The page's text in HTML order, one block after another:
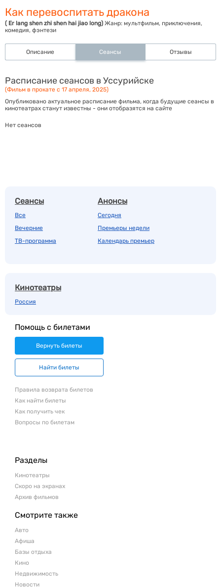
Как перевоспитать дракона
( Er lang shen zhi shen hai jiao long) Жанр: мультфильм, приключения,
комедия, фэнтези
Описание Сеансы Отзывы
Расписание сеансов в Уссурийске
(Фильм в прокате с 17 апреля, 2025)
Опубликовано актуальное расписание фильма, когда будущие сеансы в
кинотеатрах станут известны - они отобразятся на сайте
Нет сеансов
Сеансы
Все
Вечерние
ТВ-программа
Анонсы
Сегодня
Премьеры недели
Календарь премьер
Кинотеатры
Россия
Помощь с билетами
Вернуть билеты
Найти билеты
Правила возврата билетов
Как найти билеты
Как получить чек
Вопросы по билетам
Разделы
Кинотеатры
Скоро на экранах
Архив фильмов
Смотрите также
Авто
Афиша
Базы отдыха
Кино
Недвижимость
Новости